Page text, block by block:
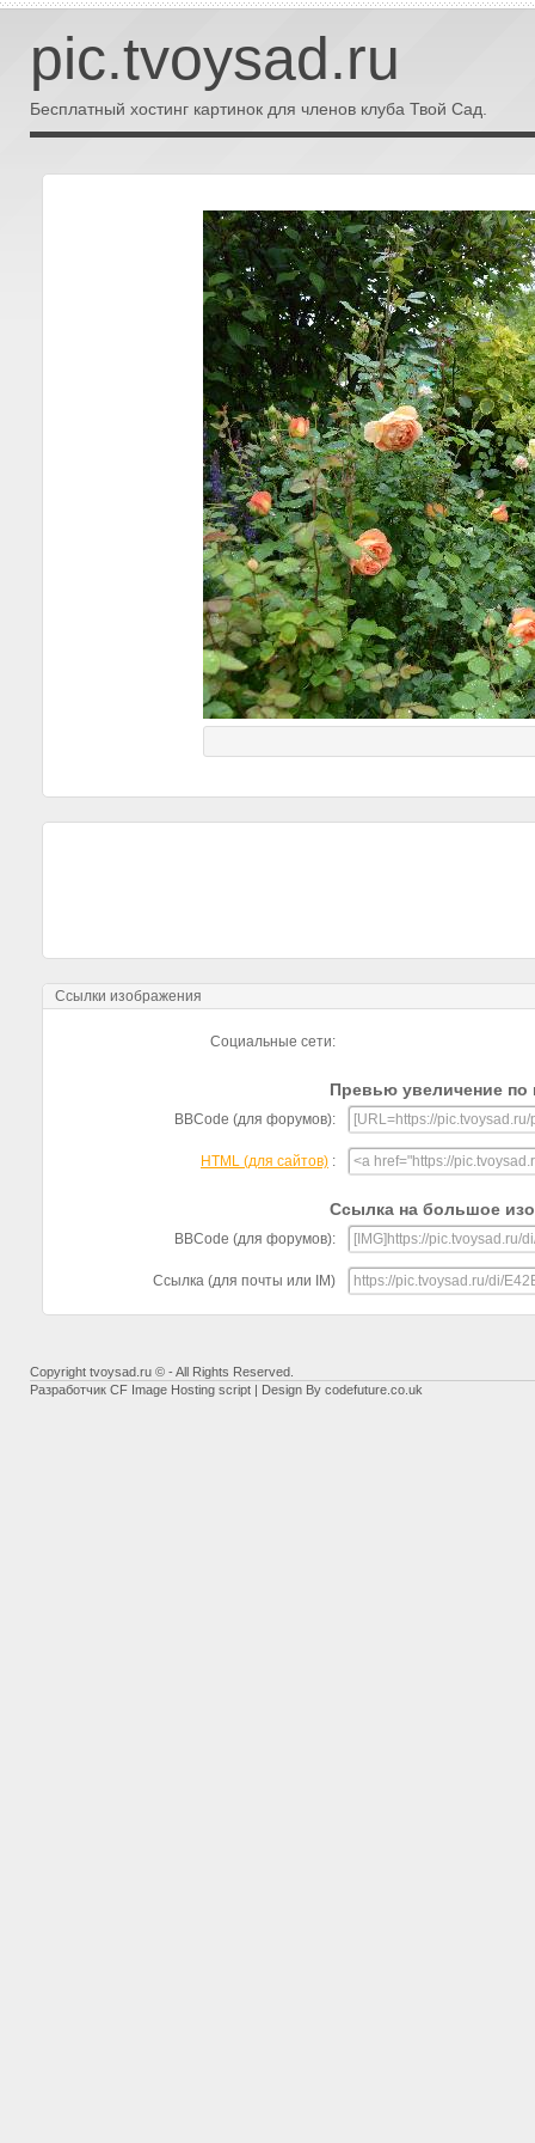
pic.tvoysad.ru
Бесплатный хостинг картинок для членов клуба Твой Сад.
Ссылки изображения
Социальные сети:
Превью увеличение по
BBCode (для форумов):
HTML (для сайтов) :
Ссылка на большое
BBCode (для форумов):
Ссылка (для почты или IM)
Copyright tvoysad.ru © - All Rights Reserved.
Разработчик CF Image Hosting script | Design By codefuture.co.uk